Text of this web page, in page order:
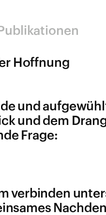
Publikationen
Hoffnung
und
und dem
Frage:
verbinden